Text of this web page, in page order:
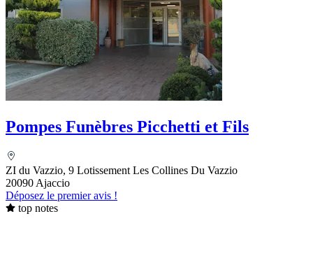
Pompes Funèbres Picchetti et Fils
ZI du Vazzio, 9 Lotissement Les Collines Du Vazzio
20090 Ajaccio
Déposez le premier avis !
top notes